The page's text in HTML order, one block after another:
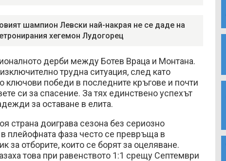
шампион Левски най-накрая не се даде на
хегемон Лудогорец
дерби между Ботев Враца и Монтана.
трудна ситуация, след като
ключови победи в последните кръгове и почти
си за спасение. За тях единствено успехът
за оставане в елита.
страна доиграва сезона без сериозно
плейофната фаза често се превръща в
за отборите, които се борят за оцеляване.
това при равенството 1:1 срещу Септември